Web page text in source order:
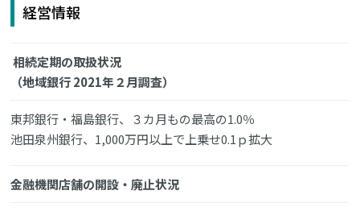
経営情報
相続定期の取扱状況
（地域銀行 2021年２月調査）
東邦銀行・福島銀行、３カ月もの最高の1.0％
池田泉州銀行、1,000万円以上で上乗せ0.1ｐ拡大
金融機関店舗の開設・廃止状況